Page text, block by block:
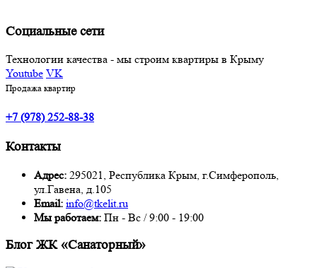
Социальные сети
Технологии качества - мы строим квартиры в Крыму
Youtube VK
Продажа квартир
+7 (978) 252-88-38
Контакты
Адрес: 295021, Республика Крым, г.Симферополь,
ул.Гавена, д.105
Email: info@tkelit.ru
Мы работаем: Пн - Вс / 9:00 - 19:00
Блог ЖК «Санаторный»